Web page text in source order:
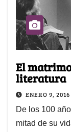
El
literatura
ENERO 9, 2016
De los 100
mitad de su